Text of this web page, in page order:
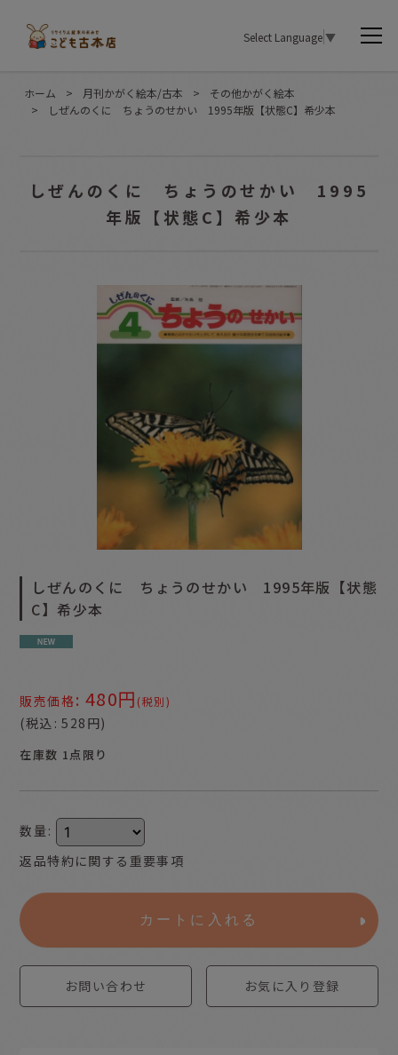
Select Language▼
ホーム > 月刊かがく絵本/古本 >
その他かがく絵本
>
しぜんのくに ちょうのせかい 1995年版【状態C】希少本
しぜんのくに ちょうのせかい 1995
年版【状態C】希少本
しぜんのくに ちょうのせかい 1995年版【状態
C】希少本
販売価格: 480円 (税別)
(税込 : 528 円)
在庫数 1点限り
数量 :
返品特約に関する重要事項
カートに入れる
お問い合わせ お気に入り登録